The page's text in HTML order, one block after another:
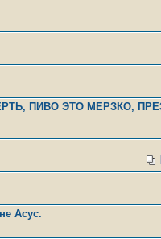
ПИВО ЭТО МЕРЗКО,
Асус.